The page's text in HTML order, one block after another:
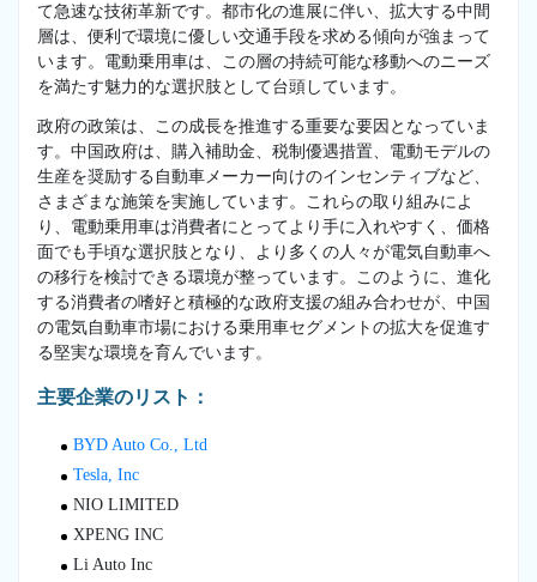
て急速な技術革新です。都市化の進展に伴い、拡大する中間
層は、便利で環境に優しい交通手段を求める傾向が強まって
います。電動乗用車は、この層の持続可能な移動へのニーズ
を満たす魅力的な選択肢として台頭しています。
政府の政策は、この成長を推進する重要な要因となっていま
す。中国政府は、購入補助金、税制優遇措置、電動モデルの
生産を奨励する自動車メーカー向けのインセンティブなど、
さまざまな施策を実施しています。これらの取り組みによ
り、電動乗用車は消費者にとってより手に入れやすく、価格
面でも手頃な選択肢となり、より多くの人々が電気自動車へ
の移行を検討できる環境が整っています。このように、進化
する消費者の嗜好と積極的な政府支援の組み合わせが、中国
の電気自動車市場における乗用車セグメントの拡大を促進す
る堅実な環境を育んでいます。
主要企業のリスト：
BYD Auto Co., Ltd
Tesla, Inc
NIO LIMITED
XPENG INC
Li Auto Inc